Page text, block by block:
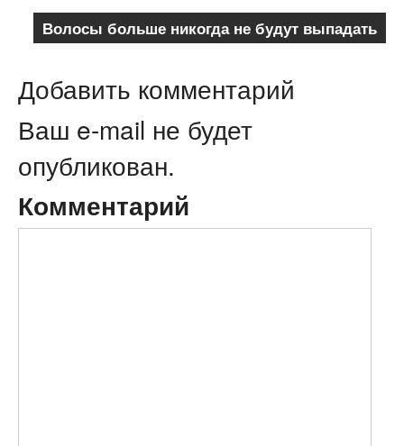
Волосы больше никогда не будут выпадать
Добавить комментарий
Ваш e-mail не будет
опубликован.
Комментарий